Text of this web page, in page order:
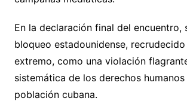
En la declaración final del encuentro,
bloqueo estadounidense,
extremo, como una violación
sistemática de los derechos humanos
población cubana.